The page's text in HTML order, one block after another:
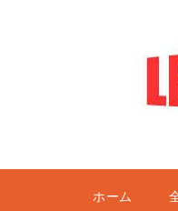
ホーム